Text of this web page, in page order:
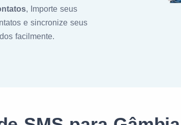
, Importe seus
e sincronize seus
facilmente.